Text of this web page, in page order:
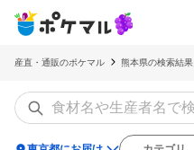
産直・通販のポケマル 熊本県の検索結果